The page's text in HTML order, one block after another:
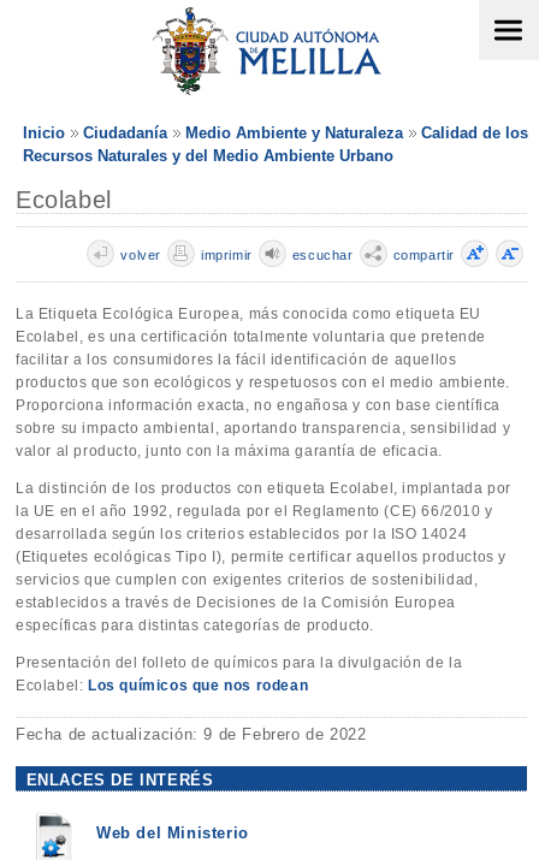
Inicio Ciudadanía Medio Ambiente y Naturaleza
Calidad de los
Recursos Naturales y del Medio Ambiente Urbano
Ecolabel
compartir
escuchar
imprimir
volver
La Etiqueta Ecológica Europea, más conocida como etiqueta EU
Ecolabel, es una certificación totalmente voluntaria que pretende
facilitar a los consumidores la fácil identificación de aquellos
productos que son ecológicos y respetuosos con el medio ambiente.
Proporciona información exacta, no engañosa y con base científica
sobre su impacto ambiental, aportando transparencia, sensibilidad y
valor al producto, junto con la máxima garantía de eficacia.
La distinción de los productos con etiqueta Ecolabel, implantada por
la UE en el año 1992, regulada por el Reglamento (CE) 66/2010 y
desarrollada según los criterios establecidos por la ISO 14024
(Etiquetes ecológicas Tipo I), permite certificar aquellos productos y
servicios que cumplen con exigentes criterios de sostenibilidad,
establecidos a través de Decisiones de la Comisión Europea
específicas para distintas categorías de producto.
Presentación del folleto de químicos para la divulgación de la
Ecolabel: Los químicos que nos rodean
Fecha de actualización: 9 de Febrero de 2022
ENLACES DE INTERÉS
Web del Ministerio